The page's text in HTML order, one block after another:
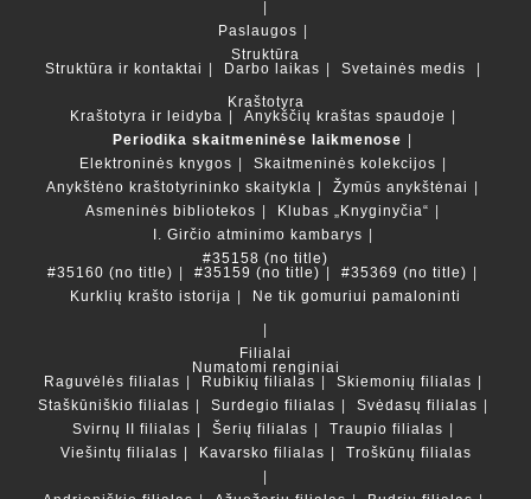
Paslaugos
Struktūra
Struktūra ir kontaktai
Darbo laikas
Svetainės medis
Kraštotyra
Kraštotyra ir leidyba
Anykščių kraštas spaudoje
Periodika skaitmeninėse laikmenose
Elektroninės knygos
Skaitmeninės kolekcijos
Anykštėno kraštotyrininko skaitykla
Žymūs anykštėnai
Asmeninės bibliotekos
Klubas „Knyginyčia“
I. Girčio atminimo kambarys
#35158 (no title)
#35160 (no title)
#35159 (no title)
#35369 (no title)
Kurklių krašto istorija
Ne tik gomuriui pamaloninti
Filialai
Numatomi renginiai
Raguvėlės filialas
Rubikių filialas
Skiemonių filialas
Staškūniškio filialas
Surdegio filialas
Svėdasų filialas
Svirnų II filialas
Šerių filialas
Traupio filialas
Viešintų filialas
Kavarsko filialas Troškūnų filialas